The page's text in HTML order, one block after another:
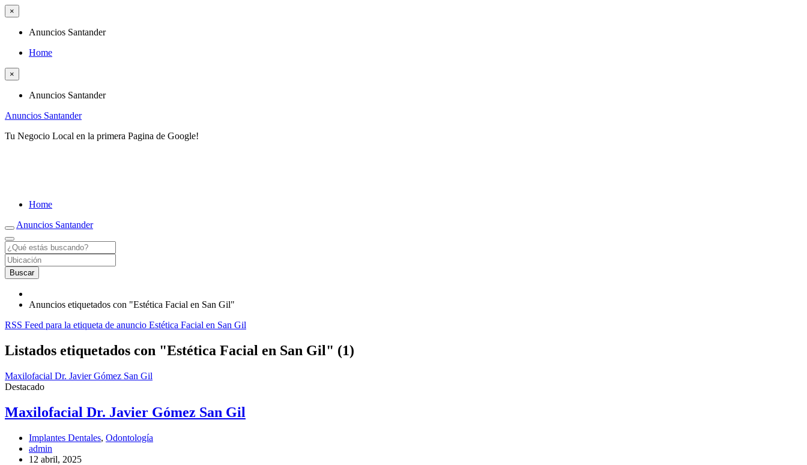
×
Anuncios Santander
Home
×
Anuncios Santander
Anuncios Santander
Tu Negocio Local en la primera Pagina de Google!
Home
Anuncios Santander
Buscar
Anuncios etiquetados con "Estética Facial en San Gil"
RSS Feed para la etiqueta de anuncio Estética Facial en San Gil
Listados etiquetados con "Estética Facial en San Gil" (1)
Maxilofacial Dr. Javier Gómez San Gil
Destacado
Maxilofacial Dr. Javier Gómez San Gil
Implantes Dentales, Odontología
admin
12 abril, 2025